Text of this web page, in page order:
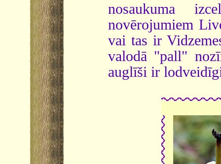
nosaukuma
novērojumiem
vai tas ir
valodā "pall"
auglīši ir